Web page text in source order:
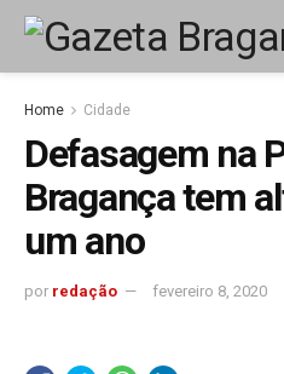
Home Cidade
Defasagem na
Bragança tem
um ano
por redação fevereiro 8, 2020